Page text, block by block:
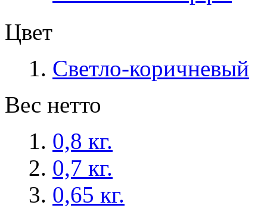
Цвет
Светло-коричневый
Вес нетто
0,8 кг.
0,7 кг.
0,65 кг.